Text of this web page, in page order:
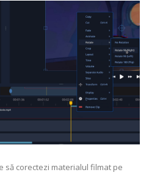
să corectezi materialul filmat pe